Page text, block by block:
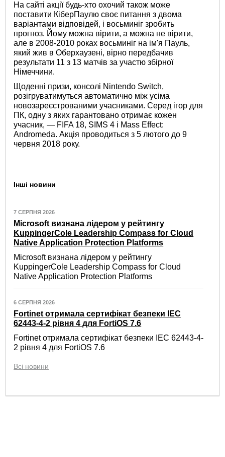
На сайті акції будь-хто охочий також може
поставити КіберПаулю своє питання з двома
варіантами відповідей, і восьминіг зробить
прогноз. Йому можна вірити, а можна не вірити,
але в 2008-2010 роках восьминіг на ім'я Пауль,
який жив в Оберхаузені, вірно передбачив
результати 11 з 13 матчів за участю збірної
Німеччини.
Щоденні призи, консолі Nintendo Switch,
розігруватимуться автоматично між усіма
новозареєстрованими учасниками. Серед ігор для
ПК, одну з яких гарантовано отримає кожен
учасник, — FIFA 18, SIMS 4 і Mass Effect:
Andromeda. Акція проводиться з 5 лютого до 9
червня 2018 року.
Інші новини
7 СЕРПНЯ 2026
Microsoft визнана лідером у рейтингу
KuppingerCole Leadership Compass for Cloud
Native Application Protection Platforms
Microsoft визнана лідером у рейтингу
KuppingerCole Leadership Compass for Cloud
Native Application Protection Platforms
6 СЕРПНЯ 2026
Fortinet отримала сертифікат безпеки IEC
62443-4-2 рівня 4 для FortiOS 7.6
Fortinet отримала сертифікат безпеки IEC 62443-4-
2 рівня 4 для FortiOS 7.6
Всі новини